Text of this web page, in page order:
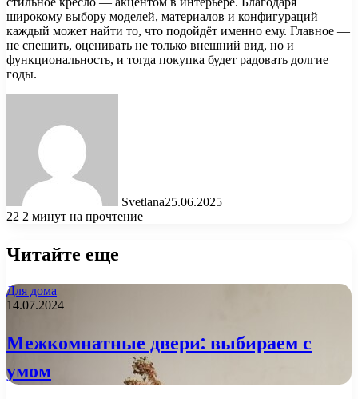
широкому выбору моделей, материалов и конфигураций
каждый может найти то, что подойдёт именно ему. Главное —
не спешить, оценивать не только внешний вид, но и
функциональность, и тогда покупка будет радовать долгие
годы.
Svetlana25.06.2025
22 2 минут на прочтение
Читайте еще
Для дома
14.07.2024
Межкомнатные двери: выбираем с
умом